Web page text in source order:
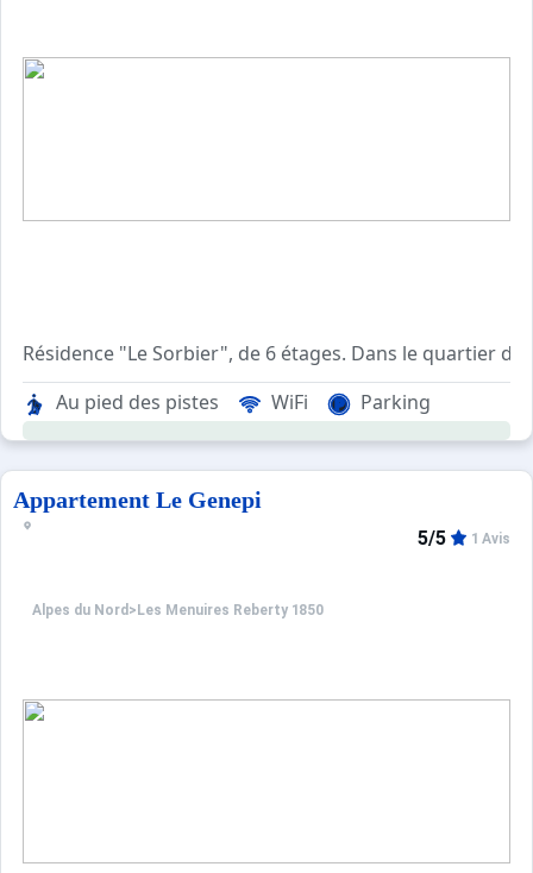
Résidence "Le Sorbier", de 6 étages. Dans le quartier
Apt 2 pièces 26 m2 au 3ème étage. Aménagement
Au pied des pistes WiFi Parking
Appartement Le Genepi
Alpes du Nord > Les Menuires Reberty 1850
5/5 1 Avis